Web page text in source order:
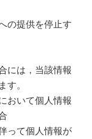
の提供を停止す
には，当該情報
。
おいて個人情報
って個人情報が